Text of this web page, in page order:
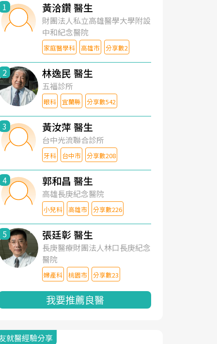
1 黃洽鑽 醫生
財團法人私立高雄醫學大學附設
中和紀念醫院
家庭醫學科 高雄市 分享數2
2 林逸民 醫生
五福診所
眼科 宜蘭縣 分享數542
3 黃汝萍 醫生
台中光流聯合診所
牙科 台中市 分享數208
4 郭和昌 醫生
高雄長庚紀念醫院
小兒科 高雄市 分享數226
5 張廷彰 醫生
長庚醫療財團法人林口長庚紀念
醫院
婦產科 桃園市 分享數23
我要推薦良醫
就醫經驗分享